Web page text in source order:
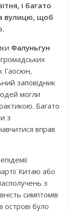
і багато
вулицю, щоб
Фалуньгун
Гаосюн,
заповідник
могли
Багато
з
вправ
Китаю або
з
симптомів
острові було